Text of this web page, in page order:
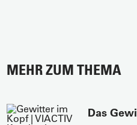
MEHR ZUM THEMA
Das